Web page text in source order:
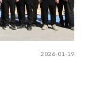
2026-01-19